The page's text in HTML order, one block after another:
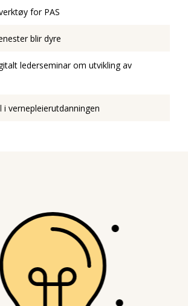
for PAS
blir dyre
lederseminar om utvikling av
i vernepleierutdanningen